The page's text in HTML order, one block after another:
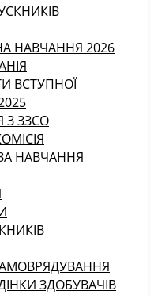
НАВЧАННЯ 2026
ВСТУПНОЇ
З ЗЗСО
НАВЧАННЯ
ЗДОБУВАЧІВ